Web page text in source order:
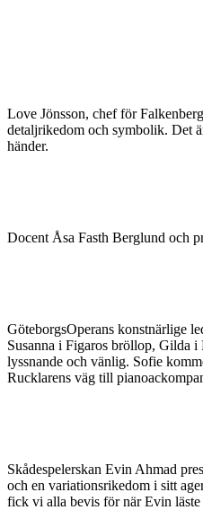
Love Jönsson, chef för
detaljrikedom och symbolik. Det
händer.
Docent Åsa Fasth Berglund och
GöteborgsOperans konstnärlige
Susanna i Figaros bröllop, Gilda
lyssnande och vänlig. Sofie
Rucklarens väg till
Skådespelerskan Evin Ahmad
och en variationsrikedom i sitt
fick vi alla bevis för när Evin